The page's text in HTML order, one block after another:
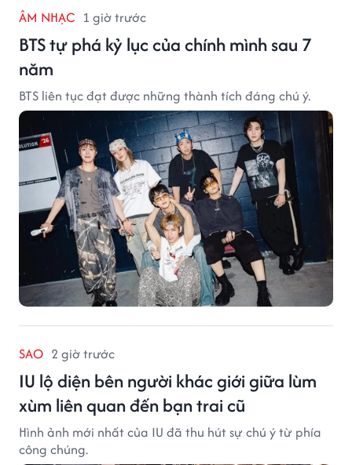
ÂM NHẠC 1 giờ trước
BTS tự phá kỷ lục của chính mình sau 7
năm
BTS liên tục đạt được những thành tích đáng chú ý.
SAO 2 giờ trước
IU lộ diện bên người khác giới giữa lùm
xùm liên quan đến bạn trai cũ
Hình ảnh mới nhất của IU đã thu hút sự chú ý từ phía
công chúng.